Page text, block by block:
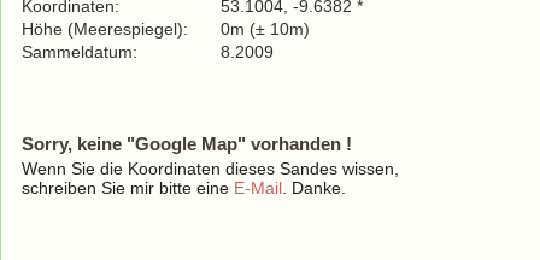
Koordinaten:
53.1004, -9.6382 *
Höhe (Meerespiegel):
0m (± 10m)
Sammeldatum:
8.2009
Sorry, keine "Google Map" vorhanden !
Wenn Sie die Koordinaten dieses Sandes wissen,
schreiben Sie mir bitte eine E-Mail . Danke.